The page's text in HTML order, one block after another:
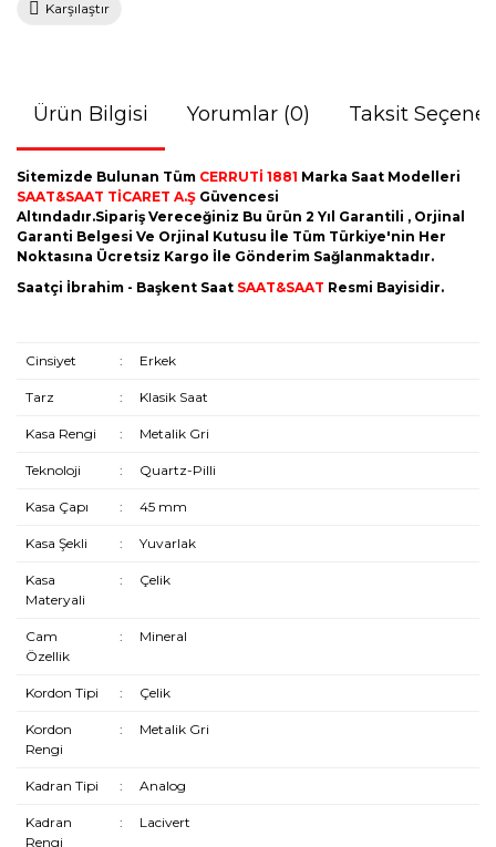
Karşılaştır
Ürün Bilgisi Yorumlar (0) Taksit
Sitemizde Bulunan Tüm CERRUTİ 1881 Marka Saat Modelleri
SAAT&SAAT TİCARET A.Ş Güvencesi
Altındadır.Sipariş Vereceğiniz Bu ürün 2 Yıl Garantili , Orjinal
Garanti Belgesi Ve Orjinal Kutusu İle Tüm Türkiye'nin Her
Noktasına Ücretsiz Kargo İle Gönderim Sağlanmaktadır.
Saatçi İbrahim - Başkent Saat SAAT&SAAT Resmi Bayisidir.
Cinsiyet : Erkek
Tarz : Klasik Saat
Kasa Rengi : Metalik Gri
Teknoloji : Quartz-Pilli
Kasa Çapı : 45 mm
Kasa Şekli : Yuvarlak
Kasa
Materyali
: Çelik
Cam
Özellik
: Mineral
Kordon Tipi : Çelik
Kordon
Rengi
: Metalik Gri
Kadran Tipi : Analog
Kadran
Rengi
: Lacivert